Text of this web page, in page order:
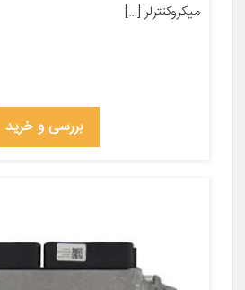
میکروکنترلر […]
بررسی و خرید